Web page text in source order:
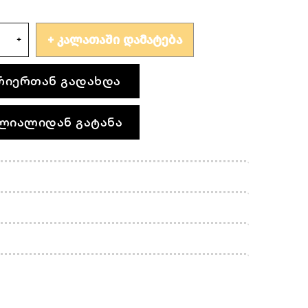
ᲙᲐᲚᲐᲗᲐᲨᲘ ᲓᲐᲛᲐᲢᲔᲑᲐ
გადახდა
გატანა